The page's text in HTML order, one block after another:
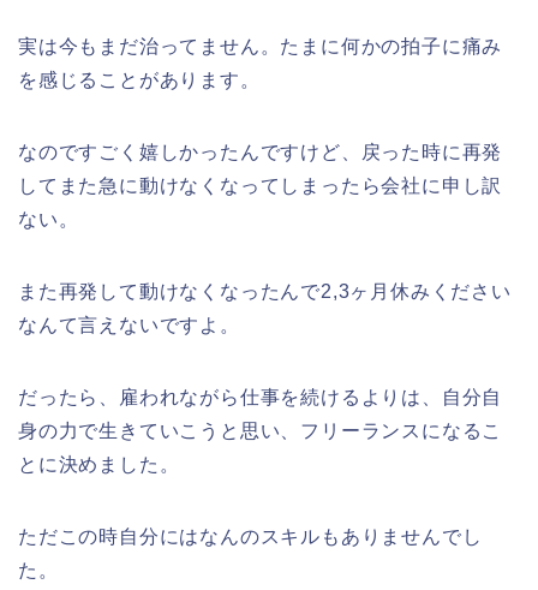
実は今もまだ治ってません。たまに何かの拍子に痛み
を感じることがあります。
なのですごく嬉しかったんですけど、戻った時に再発
してまた急に動けなくなってしまったら会社に申し訳
ない。
また再発して動けなくなったんで2,3ヶ月休みください
なんて言えないですよ。
だったら、雇われながら仕事を続けるよりは、自分自
身の力で生きていこうと思い、フリーランスになるこ
とに決めました。
ただこの時自分にはなんのスキルもありませんでし
た。